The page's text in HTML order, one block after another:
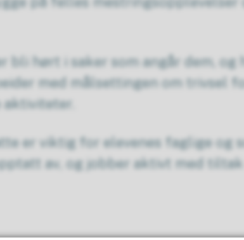
bli hørt i saker som angår dem, og
med målsettingen om trivsel
er viktig for elevenes faglige og
av, og jobber aktivt med